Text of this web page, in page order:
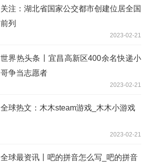
关注：湖北省国家公交都市创建位居全国
前列
2023-02-21
世界热头条丨宜昌高新区400余名快递小
哥争当志愿者
2023-02-21
全球热文：木木steam游戏_木木小游戏
2023-02-21
全球最资讯丨吧的拼音怎么写_吧的拼音